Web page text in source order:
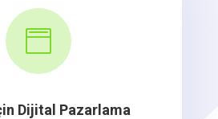

Dijital Pazarlama